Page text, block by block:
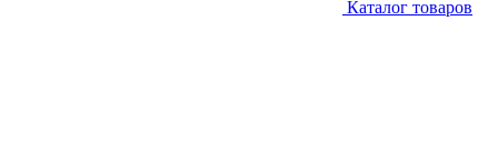
Каталог товаров